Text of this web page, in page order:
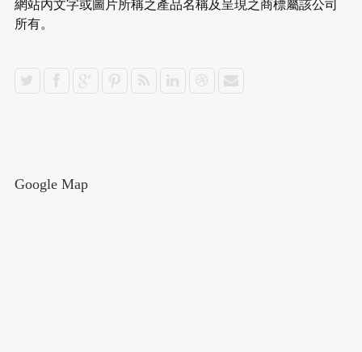
網站內文字或圖片所稱之產品名稱及呈現之商標屬該公司
所有。
Google Map